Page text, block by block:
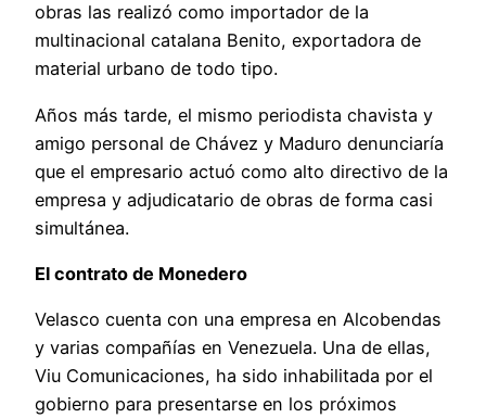
obras las realizó como importador de la
multinacional catalana Benito, exportadora de
material urbano de todo tipo.
Años más tarde, el mismo periodista chavista y
amigo personal de Chávez y Maduro denunciaría
que el empresario actuó como alto directivo de la
empresa y adjudicatario de obras de forma casi
simultánea.
El contrato de Monedero
Velasco cuenta con una empresa en Alcobendas
y varias compañías en Venezuela. Una de ellas,
Viu Comunicaciones, ha sido inhabilitada por el
gobierno para presentarse en los próximos